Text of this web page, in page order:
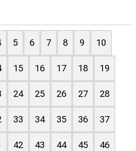
5 6 7 8 9 10
15 16 17 18 19
24 25 26 27 28
33 34 35 36 37
42 43 44 45 46